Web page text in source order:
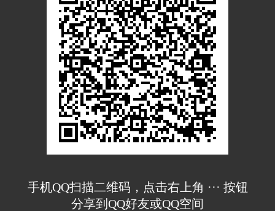
手机QQ扫描二维码，点击右上角 ··· 按钮
分享到QQ好友或QQ空间